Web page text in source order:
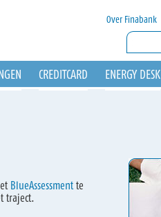
Over Finabank
CREDITCARD ENERGY DESK
BlueAssessment te
traject.